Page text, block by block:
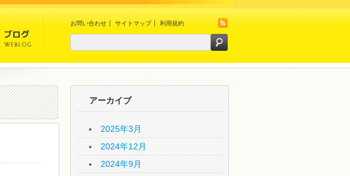
お問い合わせ サイトマップ 利用規約
アーカイブ
2025年3月
2024年12月
2024年9月